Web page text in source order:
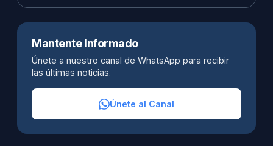
Mantente Informado
Únete a nuestro canal de WhatsApp para recibir
las últimas noticias.
Únete al Canal